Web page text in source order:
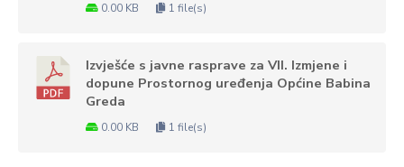
0.00 KB 1 file(s)
Izvješće s javne rasprave za VII. Izmjene i
dopune Prostornog uređenja Općine Babina
Greda
0.00 KB 1 file(s)